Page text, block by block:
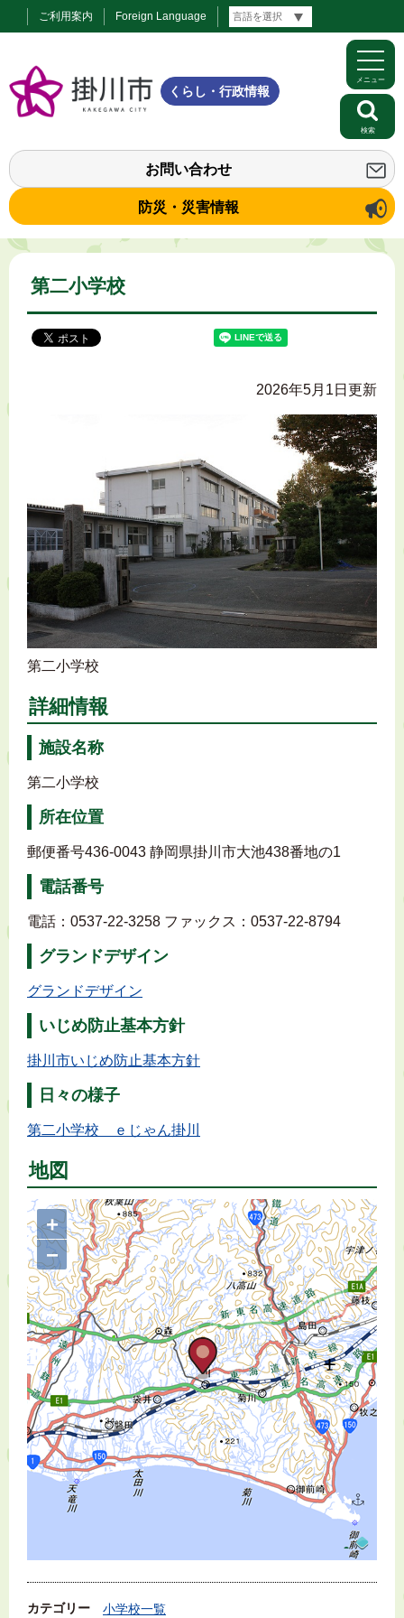
ご利用案内 Foreign Language
くらし・行政情報
お問い合わせ
防災・災害情報
メニュー
検索
第二小学校
2026年5月1日更新
第二小学校
詳細情報
施設名称
第二小学校
所在位置
郵便番号436-0043 静岡県掛川市大池438番地の1
電話番号
電話：0537-22-3258 ファックス：0537-22-8794
グランドデザイン
グランドデザイン
いじめ防止基本方針
掛川市いじめ防止基本方針
日々の様子
第二小学校 ｅじゃん掛川
地図
+
−
カテゴリー 小学校一覧